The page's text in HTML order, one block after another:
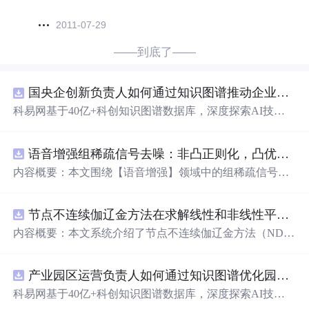
2011-07-29
——到底了——
国央企创新负责人如何通过知识图谱推动企业技术创新与外部资源高效对接？.docx
科易网基于40亿+科创知识图谱数据库，深度探索AI技术
新领域的AI+数智化解决方案，推动科技创新与产业创新
智能化发展。
语音增强组稀疏信号去噪：非凸正则化，凸优化研究（Matlab代码实现）
内容概要：本文围绕【语音增强】领域中的组稀疏信号去
文章系统阐述了组稀疏信号模型的构建机制，引入非凸正
则项以更精确地逼近理想稀疏性，克服传统凸正则化在稀
实现，涵盖语音信号预处理、稀疏系数求解、去噪重构等
关键环节，并配套提供可复现的代码资源，便于研究人员
进一步验证与拓展。该方法在保留数学可处理性的同时显
节点不连续伽辽金方法在求解线性和非线性平流方程中的一维实现（Matlab代码实现）
内容概要：本文系统介绍了节点不连续伽辽金方法（ND
种高精度、高分辨率的数值离散化技术，特别适用于对流
主导的偏微分方程求解，在处理间断解和保持数值稳定性
产业园区运营负责人如何通过知识图谱优化园区企业与科研机构的协同创新机制？.docx
科易网基于40亿+科创知识图谱数据库，深度探索AI技术